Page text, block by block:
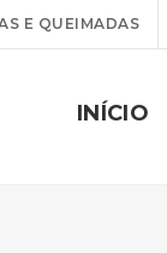
E QUEIMADAS
INÍCIO